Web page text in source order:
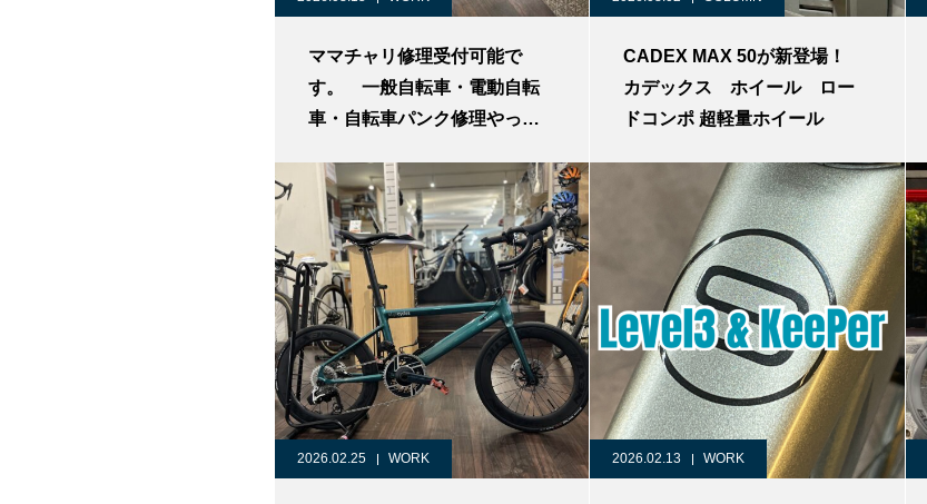
ママチャリ修理受付可能で
す。 一般自転車・電動自転
車・自転車パンク修理やって
毛
CADEX MAX 50が新登場！
カデックス ホイール ロー
ドコンポ 超軽量ホイール
2026.02.25 WORK 2026.02.13 WORK